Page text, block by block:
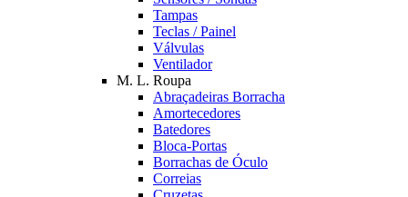
Tampas
Teclas / Painel
Válvulas
Ventilador
M. L. Roupa
Abraçadeiras Borracha
Amortecedores
Batedores
Bloca-Portas
Borrachas de Óculo
Correias